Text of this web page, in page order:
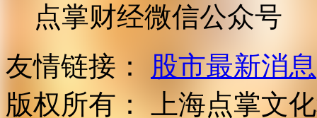
点掌财经微信公众号
友情链接：
股市最新消息
版权所有：
上海点掌文